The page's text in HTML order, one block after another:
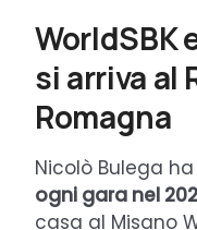
WorldSBK
si arriva al
Romagna
Nicolò Bulega
ogni gara nel
casa al Misano